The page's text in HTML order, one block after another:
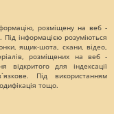
розміщену на веб -
інформацією розуміються
ящик-шота, скани, відео,
розміщених на веб -
відкритого для індексації
Під використанням
тощо.